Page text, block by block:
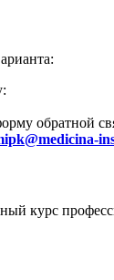
обратной
курс